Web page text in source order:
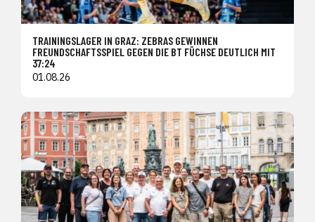
TRAININGSLAGER IN GRAZ: ZEBRAS GEWINNEN
FREUNDSCHAFTSSPIEL GEGEN DIE BT FÜCHSE DEUTLICH MIT
37:24
01.08.26